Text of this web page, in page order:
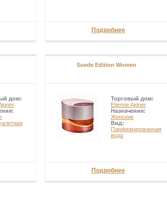
Подробнее
дом:
Suede Edition Women
Торговый дом:
Etienne Aigner
Назначения:
Женские
Вид:
Парфюмированная
вода
Подробнее